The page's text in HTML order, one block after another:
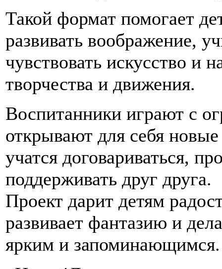
Такой формат помогает
развивать воображение,
чувствовать искусство и
творчества и движения.
Воспитанники играют с
открывают для себя
учатся договариваться,
поддерживать друг друга.
Проект дарит детям
развивает фантазию и
ярким и запоминающимся.